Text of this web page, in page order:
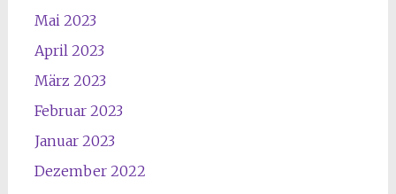
Mai 2023
April 2023
März 2023
Februar 2023
Januar 2023
Dezember 2022